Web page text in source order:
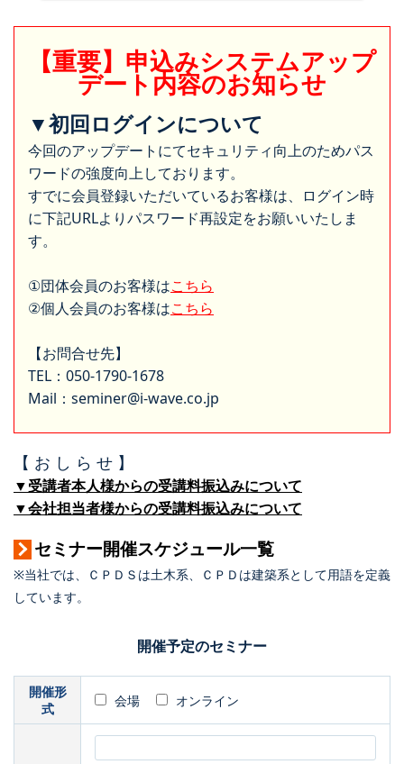
【重要】申込みシステムアップ
デート内容のお知らせ
▼初回ログインについて
今回のアップデートにてセキュリティ向上のためパス
ワードの強度向上しております。
すでに会員登録いただいているお客様は、ログイン時
に下記URLよりパスワード再設定をお願いいたしま
す。
①団体会員のお客様はこちら
②個人会員のお客様はこちら
【お問合せ先】
TEL：050-1790-1678
Mail：seminer@i-wave.co.jp
【 お し ら せ 】
▼受講者本人様からの受講料振込みについて
▼会社担当者様からの受講料振込みについて
セミナー開催スケジュール一覧
※当社では、ＣＰＤＳは土木系、ＣＰＤは建築系として用語を定義
しています。
開催予定のセミナー
開催形
式
会場 オンライン